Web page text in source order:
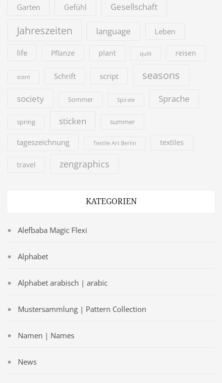
Garten Gefühl Gesellschaft
Jahreszeiten language Leben
life Pflanze plant quilt reisen
scent Schrift script seasons
society Sommer Spirale Sprache
spring sticken summer
tageszeichnung Textile Art Berlin textiles
travel zengraphics
KATEGORIEN
Alefbaba Magic Flexi
Alphabet
Alphabet arabisch | arabic
Mustersammlung | Pattern Collection
Namen | Names
News